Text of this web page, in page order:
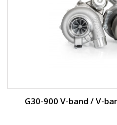
G30-900 V-band / V-